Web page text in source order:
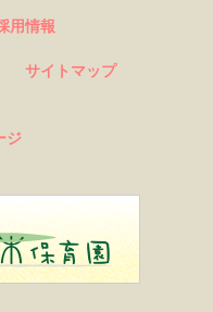
用情報
サイトマップ
ジ